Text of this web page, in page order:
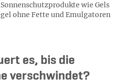
wie Gels
ohne Fette und Emulgatoren
es, bis die
verschwindet?